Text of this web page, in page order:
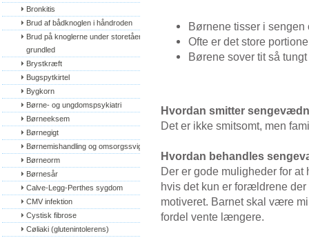
Bronkitis
Brud af bådknoglen i håndroden
Brud på knoglerne under storetåens
grundled
Brystkræft
Bugspytkirtel
Bygkorn
Børne- og ungdomspsykiatri
Børneeksem
Børnegigt
Børnemishandling og omsorgssvigt
Børneorm
Børnesår
Calve-Legg-Perthes sygdom
CMV infektion
Cystisk fibrose
Cøliaki (glutenintolerens)
Børnene tisser i sengen
Ofte er det store
Børene sover tit så
Hvordan smitter
Det er ikke smitsomt, men
Hvordan behandles
Der er gode muligheder for
hvis det kun er forældrene
motiveret. Barnet skal være
fordel vente længere.